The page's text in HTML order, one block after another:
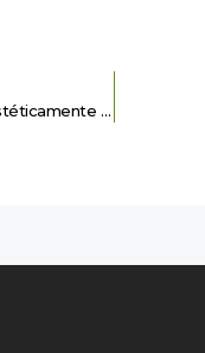
Revestimientos para reformas integrales: La clave para una renovación duradera y estéticamente atractiva